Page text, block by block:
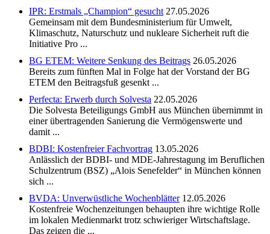
IPR: Erstmals „Champion“ gesucht 27.05.2026
Gemeinsam mit dem Bundesministerium für Umwelt,
Klimaschutz, Naturschutz und nukleare Sicherheit ruft die
Initiative Pro ...
BG ETEM: Weitere Senkung des Beitrags 26.05.2026
Bereits zum fünften Mal in Folge hat der Vorstand der BG
ETEM den Beitragsfuß gesenkt ...
Perfecta: Erwerb durch Solvesta 22.05.2026
Die Solvesta Beteiligungs GmbH aus München übernimmt in
einer übertragenden Sanierung die Vermögenswerte und
damit ...
BDBI: Kostenfreier Fachvortrag 13.05.2026
Anlässlich der BDBI- und MDE-Jahrestagung im Beruflichen
Schulzentrum (BSZ) „Alois Senefelder“ in München können
sich ...
BVDA: Unverwüstliche Wochenblätter12.05.2026
Kostenfreie Wochenzeitungen behaupten ihre wichtige Rolle
im lokalen Medienmarkt trotz schwieriger Wirtschaftslage.
Das zeigen die ...